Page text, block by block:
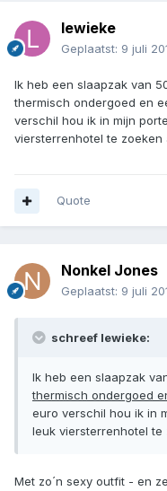
lewieke
Geplaatst: 9 juli
Ik heb een slaapzak van
thermisch ondergoed en
verschil hou ik in mijn
viersterrenhotel te zoeken
Quote
Nonkel Jones
Geplaatst: 9 juli
schreef lewieke:
Ik heb een slaapzak
thermisch ondergoed
euro verschil hou ik in
leuk viersterrenhotel te
Met zo´n sexy outfit - en